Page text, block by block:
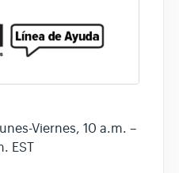
Viernes, 10 a.m. –
EST